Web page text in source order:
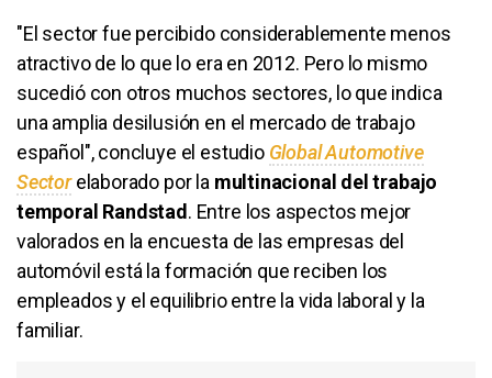
"El sector fue percibido considerablemente menos
atractivo de lo que lo era en 2012. Pero lo mismo
sucedió con otros muchos sectores, lo que indica
una amplia desilusión en el mercado de trabajo
español", concluye el estudio Global Automotive
Sector elaborado por la multinacional del trabajo
temporal Randstad. Entre los aspectos mejor
valorados en la encuesta de las empresas del
automóvil está la formación que reciben los
empleados y el equilibrio entre la vida laboral y la
familiar.